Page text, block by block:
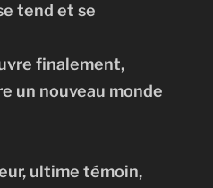
tend et se
finalement,
un nouveau monde
ultime témoin,